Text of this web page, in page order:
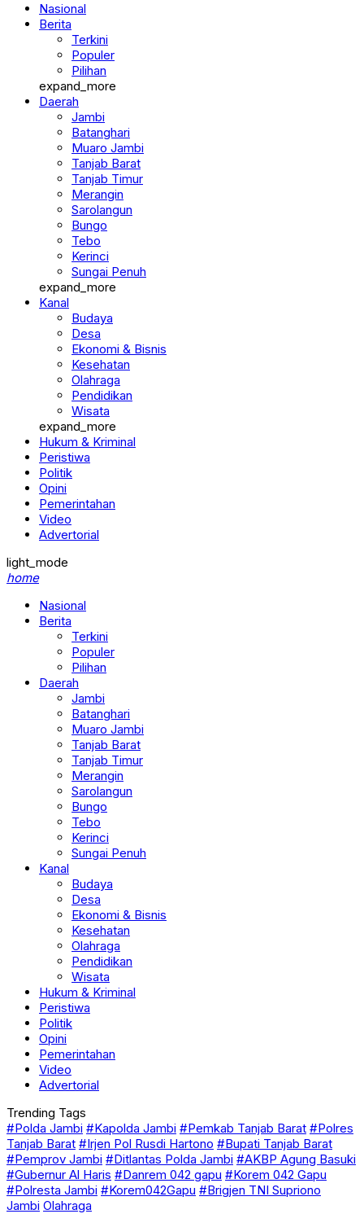
Nasional
Berita
Terkini
Populer
Pilihan
expand_more
Daerah
Jambi
Batanghari
Muaro Jambi
Tanjab Barat
Tanjab Timur
Merangin
Sarolangun
Bungo
Tebo
Kerinci
Sungai Penuh
expand_more
Kanal
Budaya
Desa
Ekonomi & Bisnis
Kesehatan
Olahraga
Pendidikan
Wisata
expand_more
Hukum & Kriminal
Peristiwa
Politik
Opini
Pemerintahan
Video
Advertorial
light_mode
home
Nasional
Berita
Terkini
Populer
Pilihan
Daerah
Jambi
Batanghari
Muaro Jambi
Tanjab Barat
Tanjab Timur
Merangin
Sarolangun
Bungo
Tebo
Kerinci
Sungai Penuh
Kanal
Budaya
Desa
Ekonomi & Bisnis
Kesehatan
Olahraga
Pendidikan
Wisata
Hukum & Kriminal
Peristiwa
Politik
Opini
Pemerintahan
Video
Advertorial
Trending Tags
#Polda Jambi #Kapolda Jambi #Pemkab Tanjab Barat #Polres
Tanjab Barat #Irjen Pol Rusdi Hartono #Bupati Tanjab Barat
#Pemprov Jambi #Ditlantas Polda Jambi #AKBP Agung Basuki
#Gubernur Al Haris #Danrem 042 gapu #Korem 042 Gapu
#Polresta Jambi #Korem042Gapu #Brigjen TNI Supriono
Jambi Olahraga